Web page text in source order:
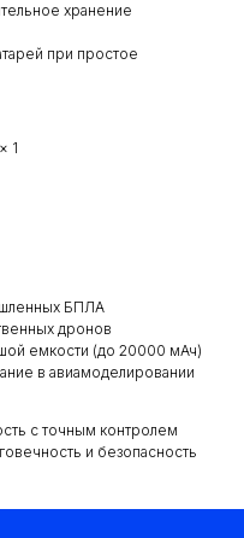
хранение
при простое
1
БПЛА
дронов
емкости (до 20000 мАч)
в авиамоделировании
с точным контролем
и безопасность
БПЛА